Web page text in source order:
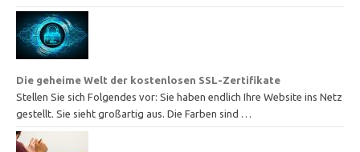
Die geheime Welt der kostenlosen SSL-Zertifikate
Stellen Sie sich Folgendes vor: Sie haben endlich Ihre Website ins Netz
gestellt. Sie sieht großartig aus. Die Farben sind …